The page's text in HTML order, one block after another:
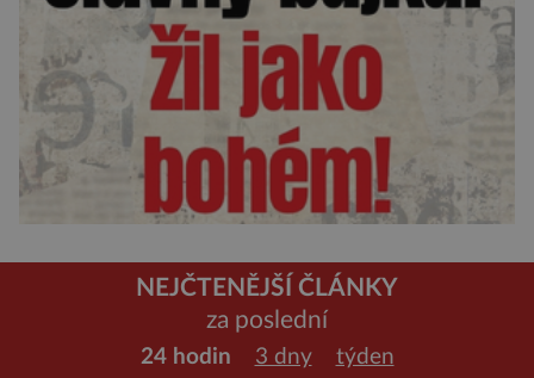
NEJČTENĚJŠÍ ČLÁNKY
za poslední
24 hodin 3 dny týden